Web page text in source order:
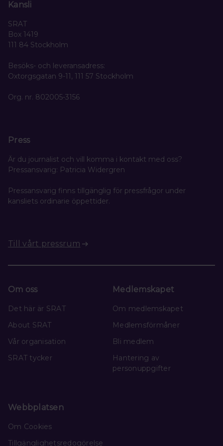
Kansli
SRAT
Box 1419
111 84 Stockholm
Besöks- och leveransadress:
Oxtorgsgatan 9-11, 111 57 Stockholm
Org. nr. 802005-3156
Press
Är du journalist och vill komma i kontakt med oss?
Pressansvarig: Patricia Widergren
Pressansvarig finns tillgänglig för pressfrågor under
kansliets ordinarie öppettider.
Till vårt pressrum
Om oss
Det här är SRAT
About SRAT
Vår organisation
SRAT tycker
Medlemskapet
Om medlemskapet
Medlemsförmåner
Bli medlem
Hantering av
personuppgifter
Webbplatsen
Om Cookies
Tillgänglighetsredogörelse